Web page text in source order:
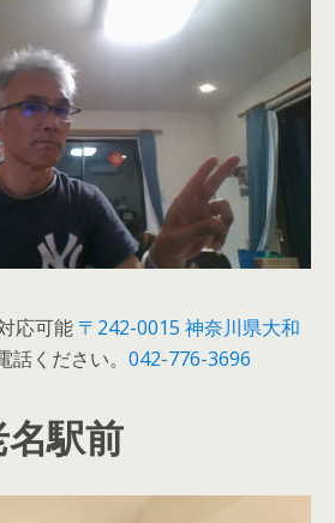
応可能 〒242-0015 神奈川県大和
話ください。 042-776-3696
駅前